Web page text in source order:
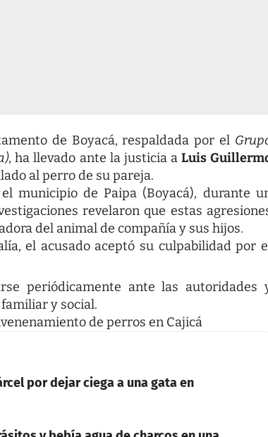
de Boyacá, respaldada por el
, ha llevado ante la justicia aLuis
al perro de su pareja.
municipio de Paipa (Boyacá), durante
revelaron que estas
del animal de compañía y sus hijos.
el acusado aceptó su culpabilidad por
periódicamente ante las autoridades
y social.
de perros en Cajicá
por dejar ciega a una gata en